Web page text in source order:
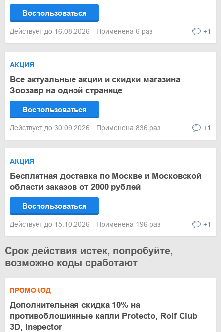
Воспользоваться
Действует до 16.08.2026 Применена 6 раз +1
АКЦИЯ
Все актуальные акции и скидки магазина
Зоозавр на одной странице
Воспользоваться
Действует до 30.09.2026 Применена 836 раз +1
АКЦИЯ
Бесплатная доставка по Москве и Московской
области заказов от 2000 рублей
Воспользоваться
Действует до 15.10.2026 Применена 196 раз +1
Срок действия истек, попробуйте,
возможно коды сработают
ПРОМОКОД
Дополнительная скидка 10% на
противоблошинные капли Protecto, Rolf Club
3D, Inspector